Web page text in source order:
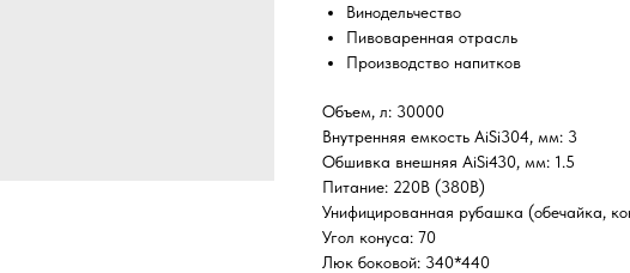
Винодельчество
Пивоваренная отрасль
Производство напитков
Объем, л: 30000
Внутренняя емкость AiSi304, мм: 3
Обшивка внешняя AiSi430, мм: 1.5
Питание: 220В (380В)
Унифицированная рубашка (обечайка,
Угол конуса: 70
Люк боковой: 340*440